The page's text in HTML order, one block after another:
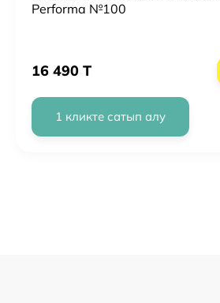
Performa №100
16 490 T
1 кликте сатып алу